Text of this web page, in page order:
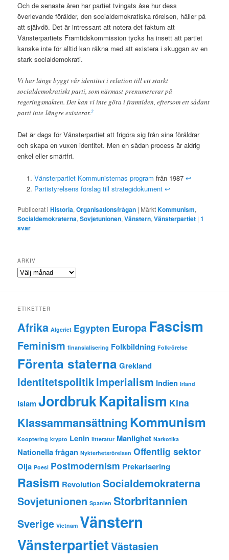
Och de senaste åren har partiet tvingats åse hur dess
överlevande förälder, den socialdemokratiska rörelsen, håller på
att självdö. Det är intressant att notera det faktum att
Vänsterpartiets Framtidskommission tycks ha insett att partiet
kanske inte för alltid kan räkna med att existera i skuggan av en
stark socialdemokrati.
Vi har länge byggt vår identitet i relation till ett starkt
socialdemokratiskt parti, som närmast prenumererar på
regeringsmakten. Det kan vi inte göra i framtiden, eftersom ett sådant
parti inte längre existerar.2
Det är dags för Vänsterpartiet att frigöra sig från sina föräldrar
och skapa en vuxen identitet. Men en sådan process är aldrig
enkel eller smärtfri.
Vänsterpartiet Kommunisternas program från 1987 ↩
Partistyrelsens förslag till strategidokument ↩
Publicerat i Historia,Organisationsfrågan | MärktKommunism,
Socialdemokraterna,Sovjetunionen,Vänstern,Vänsterpartiet |1
svar
ARKIV
Arkiv
ETIKETTER
Afrika Algeriet Egypten Europa Fascism
Feminism finansialisering Folkbildning Folkrörelse
Förenta staterna Grekland
IdentitetspolitikImperialism Indien Irland
IslamJordbrukKapitalism Kina
KlassammansättningKommunism
Kooptering krypto Lenin litteratur Manlighet Narkotika
Nationella frågan Nykterhetsrörelsen Offentlig sektor
Olja Poesi Postmodernism Prekarisering
Rasism Revolution Socialdemokraterna
Sovjetunionen Spanien Storbritannien
Sverige Vietnam Vänstern
VänsterpartietVästasien